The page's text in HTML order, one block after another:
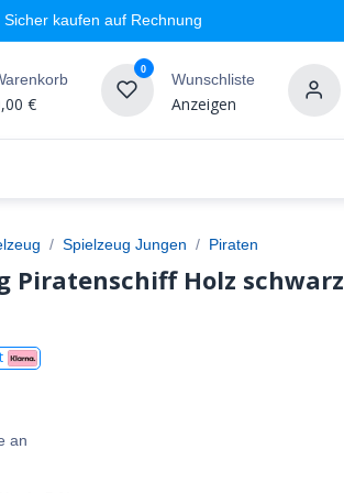
Sicher kaufen auf Rechnung
€
0
Wunschliste
Anzeigen
Spielzeug Jungen Piraten
Piratenschiff Holz schwarz
an